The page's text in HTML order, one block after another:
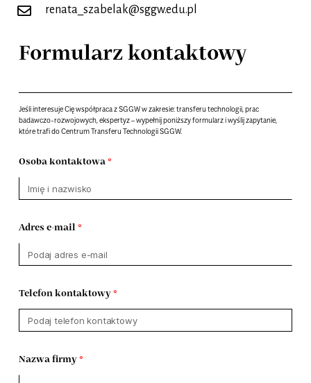
renata_szabelak@sggw.edu.pl
Formularz kontaktowy
Jeśli interesuje Cię współpraca z SGGW w zakresie: transferu technologii, prac
badawczo-rozwojowych, ekspertyz – wypełnij poniższy formularz i wyślij zapytanie,
które trafi do Centrum Transferu Technologii SGGW.
Osoba kontaktowa
Adres e-mail
Telefon kontaktowy
Nazwa firmy